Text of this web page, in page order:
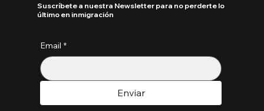
Email *
Enviar
Suscríbete a nuestra Newsletter para no perderte lo
último en inmigración